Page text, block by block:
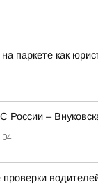
паркете как
России –